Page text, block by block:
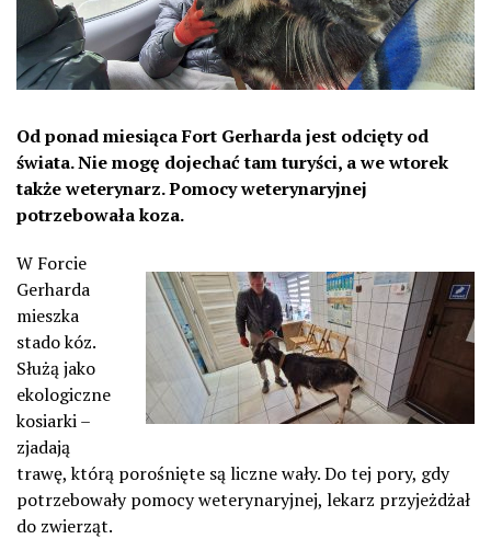
Od ponad miesiąca Fort Gerharda jest odcięty od
świata. Nie mogę dojechać tam turyści, a we wtorek
także weterynarz. Pomocy weterynaryjnej
potrzebowała koza.
W Forcie
Gerharda
mieszka
stado kóz.
Służą jako
ekologiczne
kosiarki –
zjadają
trawę, którą porośnięte są liczne wały. Do tej pory, gdy
potrzebowały pomocy weterynaryjnej, lekarz przyjeżdżał
do zwierząt.